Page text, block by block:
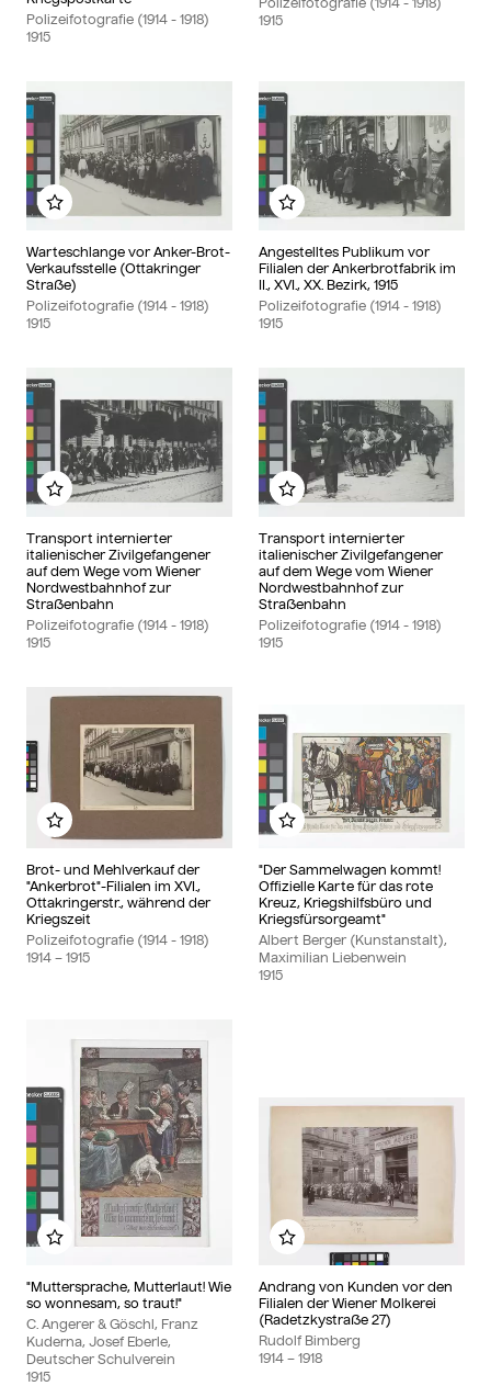
Polizeifotografie (1914 - 1918)
1915
1915
Warteschlange vor Anker-Brot-
Verkaufsstelle (Ottakringer
Straße)
Polizeifotografie (1914 - 1918)
1915
Add to my album
Angestelltes Publikum vor
Filialen der Ankerbrotfabrik im
II., XVI., XX. Bezirk, 1915
Polizeifotografie (1914 - 1918)
1915
Add to my album
Transport internierter
italienischer Zivilgefangener
auf dem Wege vom Wiener
Nordwestbahnhof zur
Straßenbahn
Polizeifotografie (1914 - 1918)
1915
Add to my album
Transport internierter
italienischer Zivilgefangener
auf dem Wege vom Wiener
Nordwestbahnhof zur
Straßenbahn
Polizeifotografie (1914 - 1918)
1915
Add to my album
Brot- und Mehlverkauf der
"Ankerbrot"-Filialen im XVI.,
Ottakringerstr., während der
Kriegszeit
Polizeifotografie (1914 - 1918)
1914 – 1915
Add to my album
"Der Sammelwagen kommt!
Offizielle Karte für das rote
Kreuz, Kriegshilfsbüro und
Kriegsfürsorgeamt"
Albert Berger (Kunstanstalt),
Maximilian Liebenwein
1915
Add to my album
"Muttersprache, Mutterlaut! Wie
so wonnesam, so traut!"
C. Angerer & Göschl, Franz
Kuderna, Josef Eberle,
Deutscher Schulverein
1915
Add to my album
Andrang von Kunden vor den
Filialen der Wiener Molkerei
(Radetzkystraße 27)
Rudolf Bimberg
1914 – 1918
Add to my album